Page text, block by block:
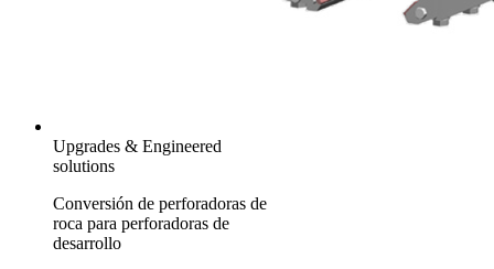
Upgrades & Engineered
solutions
Conversión de perforadoras de
roca para perforadoras de
desarrollo